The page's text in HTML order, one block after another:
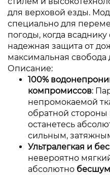
для верховой езды.
специально для
погоды, когда
надежная защита от
максимальная
Описание:
100%
компромиссов:
непромокаемой
обратной
останетесь
сильным,
Ультралегкая и
невероятно
абсолютно